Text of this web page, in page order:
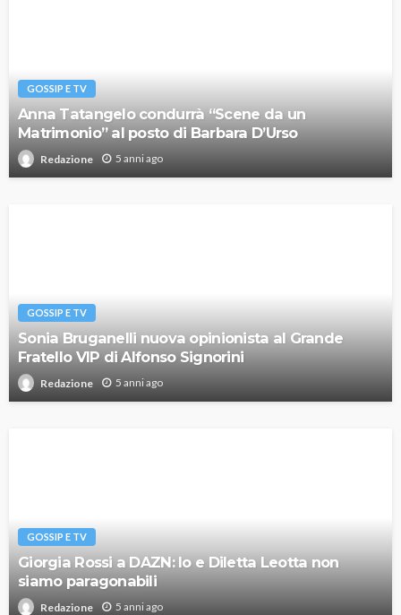
GOSSIP E TV
Anna Tatangelo condurrà “Scene da un
Matrimonio” al posto di Barbara D’Urso
Redazione 5 anni ago
GOSSIP E TV
Sonia Bruganelli nuova opinionista al Grande
Fratello VIP di Alfonso Signorini
Redazione 5 anni ago
GOSSIP E TV
Giorgia Rossi a DAZN: Io e Diletta Leotta non
siamo paragonabili
Redazione 5 anni ago